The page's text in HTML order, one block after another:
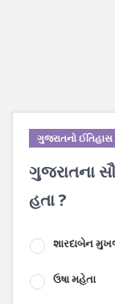
ગુજરાતનો
ગુજરાતના
હતા ?
શારદાબેન
ઉષા મહેતા